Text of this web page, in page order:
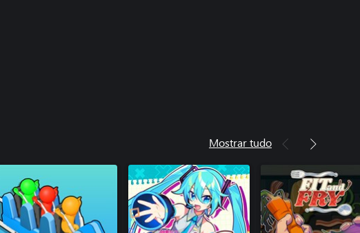
Mostrar tudo